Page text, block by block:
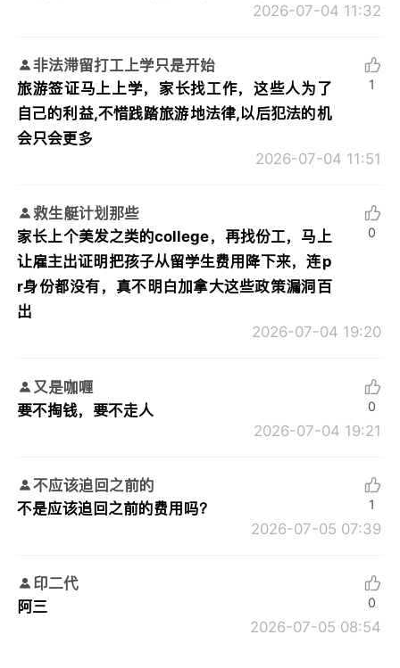
2026-07-04 11:32
非法滞留打工上学只是开始
旅游签证马上上学，家长找工作，这些人为了
自己的利益,不惜践踏旅游地法律,以后犯法的机
会只会更多
2026-07-04 11:51
1
救生艇计划那些
家长上个美发之类的college，再找份工，马上
让雇主出证明把孩子从留学生费用降下来，连p
r身份都没有，真不明白加拿大这些政策漏洞百
出
2026-07-04 19:20
0
又是咖喱
要不掏钱，要不走人
2026-07-04 19:21
0
不应该追回之前的
不是应该追回之前的费用吗？
2026-07-05 07:39
1
印二代
阿三
2026-07-05 08:54
0